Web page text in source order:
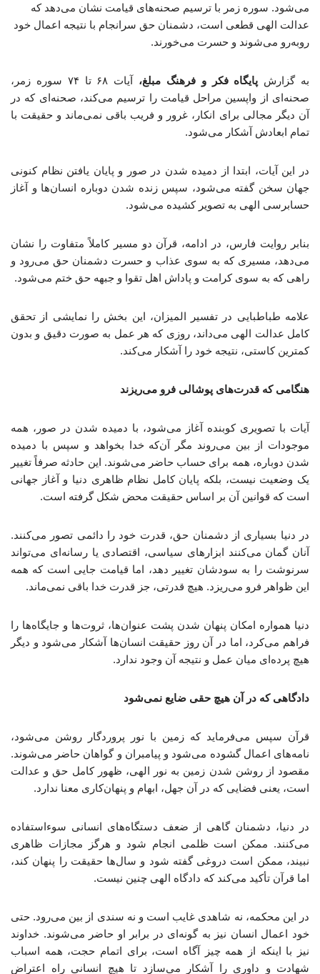
می‌شود. سوره زمر با ترسیم صحنه‌های قیامت نشان می‌دهد که
عدالت الهی قطعی است، دشمنان حق سرانجام با نتیجه اعمال خود
روبه‌رو می‌شوند و حسرت می‌خورند.
به گزارش پایگاه فکر و فرهنگ مبلغ،
آیات ۶۸ تا ۷۴ سوره زمر،
صحنه‌ای از واپسین مراحل قیامت را ترسیم می‌کند، صحنه‌ای که در
آن دیگر مجالی برای انکار، غرور و فریب باقی نمی‌ماند و حقیقت با
تمام ابعادش آشکار می‌شود.
در این آیات، ابتدا از دمیده شدن در صور و پایان یافتن نظام کنونی
جهان سخن گفته می‌شود، سپس زنده شدن دوباره انسان‌ها و آغاز
حسابرسی الهی به تصویر کشیده می‌شود.
بنابر روایت فارس، در ادامه، قرآن دو مسیر کاملاً متفاوت را نشان
می‌دهد، مسیری که به سوی عذاب و حسرت دشمنان حق می‌رود و
راهی که به سوی کرامت و پاداش اهل تقوا و جبهه حق ختم می‌شود.
علامه طباطبایی در تفسیر المیزان، این بخش را نمایشی از تحقق
کامل عدالت الهی می‌داند، روزی که هر عمل به صورت دقیق و بدون
کمترین کاستی، نتیجه خود را آشکار می‌کند.
هنگامی که قدرت‌های پوشالی فرو می‌ریزند
آیات با تصویری کوبنده آغاز می‌شود، با دمیده شدن در صور، همه
موجودات از بین می‌روند مگر آن‌که خدا بخواهد و سپس با دمیده
شدن دوباره، همه برای حساب حاضر می‌شوند. این حادثه صرفاً تغییر
یک وضعیت نیست، بلکه پایان کامل نظام ظاهری دنیا و آغاز جهانی
است که قوانین آن بر اساس حقیقت محض شکل گرفته است.
در دنیا بسیاری از دشمنان حق، قدرت خود را دائمی تصور می‌کنند.
آنان گمان می‌کنند ابزارهای سیاسی، اقتصادی یا رسانه‌ای می‌تواند
سرنوشت را به سودشان تغییر دهد، اما قیامت جایی است که همه
این ظواهر فرو می‌ریزد. هیچ قدرتی، جز قدرت خدا باقی نمی‌ماند.
دنیا همواره امکان پنهان شدن پشت عنوان‌ها، ثروت‌ها و جایگاه‌ها را
فراهم می‌کرد، اما در آن روز حقیقت انسان‌ها آشکار می‌شود و دیگر
هیچ پرده‌ای میان عمل و نتیجه آن وجود ندارد.
دادگاهی که در آن هیچ حقی ضایع نمی‌شود
قرآن سپس می‌فرماید که زمین با نور پروردگار روشن می‌شود،
نامه‌های اعمال گشوده می‌شود و پیامبران و گواهان حاضر می‌شوند.
مقصود از روشن شدن زمین به نور الهی، ظهور کامل حق و عدالت
است، یعنی فضایی که در آن جهل، ابهام و پنهان‌کاری معنا ندارد.
در دنیا، دشمنان گاهی از ضعف دستگاه‌های انسانی سوءاستفاده
می‌کنند. ممکن است ظلمی انجام شود و هرگز مجازات ظاهری
نبیند، ممکن است دروغی گفته شود و سال‌ها حقیقت را پنهان کند،
اما قرآن تأکید می‌کند که دادگاه الهی چنین نیست.
در این محکمه، نه شاهدی غایب است و نه سندی از بین می‌رود. حتی
خود اعمال انسان نیز به گونه‌ای در برابر او حاضر می‌شوند. خداوند
نیز با اینکه از همه چیز آگاه است، برای اتمام حجت، همه اسباب
شهادت و داوری را آشکار می‌سازد تا هیچ انسانی راه اعتراض